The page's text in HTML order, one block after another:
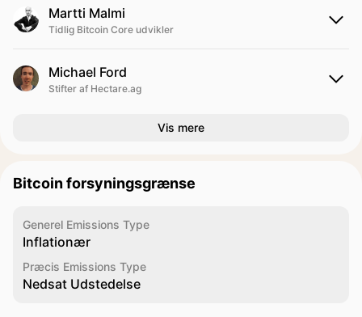
Martti Malmi
Tidlig Bitcoin Core udvikler
Michael Ford
Stifter af Hectare.ag
Vis mere
Bitcoin forsyningsgrænse
Generel Emissions Type
Inflationær
Præcis Emissions Type
Nedsat Udstedelse